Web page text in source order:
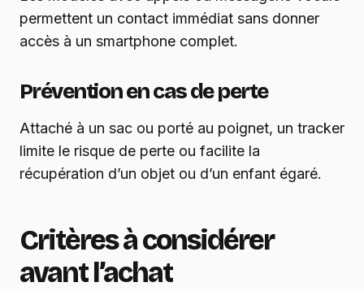
permettent un contact immédiat sans donner
accès à un smartphone complet.
Prévention en cas de perte
Attaché à un sac ou porté au poignet, un tracker
limite le risque de perte ou facilite la
récupération d’un objet ou d’un enfant égaré.
Critères à considérer
avant l’achat